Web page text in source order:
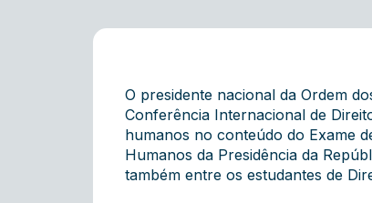
O presidente nacional da Ordem
Conferência Internacional de
humanos no conteúdo do Exame
Humanos da Presidência da
também entre os estudantes de